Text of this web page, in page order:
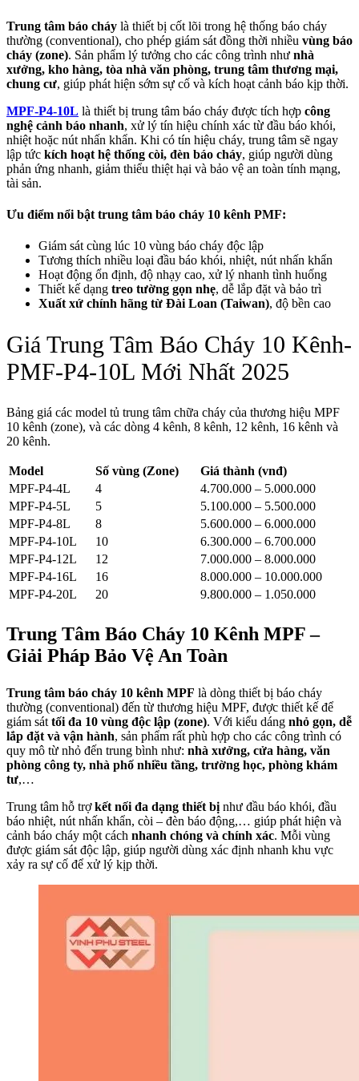
Trung tâm báo cháy là thiết bị cốt lõi trong hệ thống báo cháy
thường (conventional), cho phép giám sát đồng thời nhiều vùng báo
cháy (zone). Sản phẩm lý tưởng cho các công trình như nhà
xưởng, kho hàng, tòa nhà văn phòng, trung tâm thương mại,
chung cư, giúp phát hiện sớm sự cố và kích hoạt cảnh báo kịp thời.
MPF-P4-10L là thiết bị trung tâm báo cháy được tích hợp công
nghệ cảnh báo nhanh, xử lý tín hiệu chính xác từ đầu báo khói,
nhiệt hoặc nút nhấn khẩn. Khi có tín hiệu cháy, trung tâm sẽ ngay
lập tức kích hoạt hệ thống còi, đèn báo cháy, giúp người dùng
phản ứng nhanh, giảm thiểu thiệt hại và bảo vệ an toàn tính mạng,
tài sản.
Ưu điểm nổi bật trung tâm báo cháy 10 kênh PMF:
Giám sát cùng lúc 10 vùng báo cháy độc lập
Tương thích nhiều loại đầu báo khói, nhiệt, nút nhấn khẩn
Hoạt động ổn định, độ nhạy cao, xử lý nhanh tình huống
Thiết kế dạng treo tường gọn nhẹ, dễ lắp đặt và bảo trì
Xuất xứ chính hãng từ Đài Loan (Taiwan), độ bền cao
Giá Trung Tâm Báo Cháy 10 Kênh-
PMF-P4-10L Mới Nhất 2025
Bảng giá các model tủ trung tâm chữa cháy của thương hiệu MPF
10 kênh (zone), và các dòng 4 kênh, 8 kênh, 12 kênh, 16 kênh và
20 kênh.
Model Số vùng (Zone)
Giá thành (vnđ)
MPF‑P4‑4L
4
4.700.000 – 5.000.000
MPF‑P4‑5L
5
5.100.000 – 5.500.000
MPF‑P4‑8L
8
5.600.000 – 6.000.000
MPF‑P4‑10L
10
6.300.000 – 6.700.000
MPF‑P4‑12L
12
7.000.000 – 8.000.000
MPF‑P4‑16L
16
8.000.000 – 10.000.000
MPF‑P4‑20L
20 9.800.000 – 1.050.000
Trung Tâm Báo Cháy 10 Kênh MPF –
Giải Pháp Bảo Vệ An Toàn
Trung tâm báo cháy 10 kênh MPF là dòng thiết bị báo cháy
thường (conventional) đến từ thương hiệu MPF, được thiết kế để
giám sát tối đa 10 vùng độc lập (zone). Với kiểu dáng nhỏ gọn, dễ
lắp đặt và vận hành, sản phẩm rất phù hợp cho các công trình có
quy mô từ nhỏ đến trung bình như: nhà xưởng, cửa hàng, văn
phòng công ty, nhà phố nhiều tầng, trường học, phòng khám
tư,…
Trung tâm hỗ trợkết nối đa dạng thiết bị như đầu báo khói, đầu
báo nhiệt, nút nhấn khẩn, còi – đèn báo động,… giúp phát hiện và
cảnh báo cháy một cách nhanh chóng và chính xác. Mỗi vùng
được giám sát độc lập, giúp người dùng xác định nhanh khu vực
xảy ra sự cố để xử lý kịp thời.